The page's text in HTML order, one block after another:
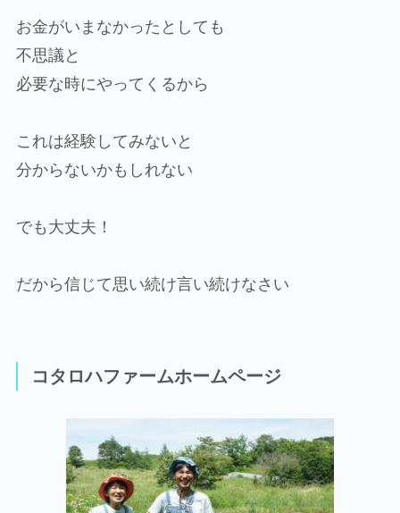
お金がいまなかったとしても
不思議と
必要な時にやってくるから
これは経験してみないと
分からないかもしれない
でも大丈夫！
だから信じて思い続け言い続けなさい
コタロハファームホームページ